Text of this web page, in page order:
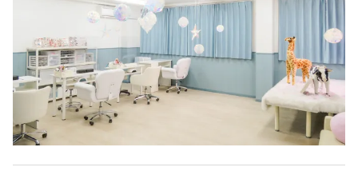
週5回 週6回 シフト制
10:00〜22:00／平日
11:00〜20:30／土日祝日
○基本上記時間内でシフト制 ですが、プライベートの事情など、
臨機応変に対応していきます。ご応募後、お気軽にご相談下さ
い。
働くスタッフも楽しいサロンを目指しています。
先輩・後輩関係での厳しさはなく、全員で高い技術を身に着ける
ために、お互いにアドバイスをしたり、練習しています。接客中
に困ったことがあればすぐ相談できる、温かい環境です。空き時
間には、チップの作成をしながら、プライベートな話やお互いに
ネイル技術のアドバイスをし合っています。
入社後も分からないことがありましたら、オーナー、私、先輩ス